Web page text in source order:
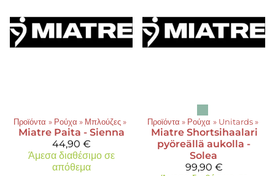
Προϊόντα ‪» Ρούχα ‪» Μπλούζες ‪»
Miatre Paita - Sienna
44,90 €
Άμεσα διαθέσιμο σε
απόθεμα
Προϊόντα ‪» Ρούχα ‪» Unitards ‪»
Miatre Shortsihaalari
pyöreällä aukolla -
Solea
99,90 €